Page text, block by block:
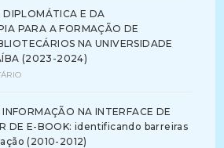
E DA
PARA A FORMAÇÃO DE
NA UNIVERSIDADE
(2023-2024)
NA INTERFACE DE
DE E-BOOK: identificando barreiras
(2010-2012)